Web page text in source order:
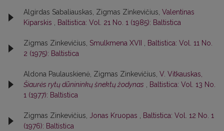
Algirdas Sabaliauskas, Zigmas Zinkevičius, Valentinas
Kiparskis
Baltistica: Vol. 21 No. 1 (1985): Baltistica
Zigmas Zinkevičius, Smulkmena XVII
Baltistica: Vol. 11 No.
2 (1975): Baltistica
Aldona Paulauskienė, Zigmas Zinkevičius, V. Vitkauskas,
Šiaurės rytų dūnininkų šnektų žodynas
Baltistica: Vol. 13 No.
1 (1977): Baltistica
Zigmas Zinkevičius, Jonas Kruopas
Baltistica: Vol. 12 No. 1
(1976): Baltistica